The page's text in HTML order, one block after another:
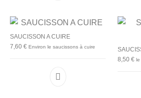
SAUCISSON A CUIRE
7,60 € Environ le saucissons à cuire
8,50 € le